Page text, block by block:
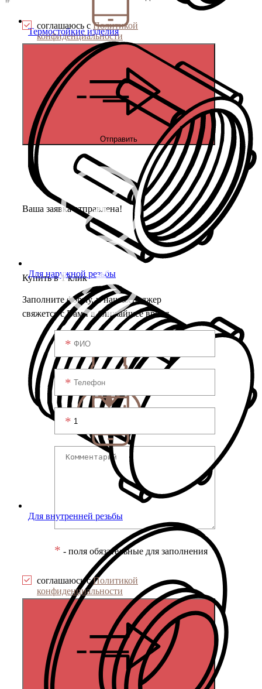
Термостойкие изделия
Для наружной резьбы
Для внутренней резьбы
соглашаюсь сПолитикой
конфиденциальности
Отправить
Ваша заявка отправлена!
Купить в 1 клик
Заполните форму, и наш менеджер
свяжется с Вами в ближайшее время
* - поля обязательные для заполнения
соглашаюсь сПолитикой
конфиденциальности